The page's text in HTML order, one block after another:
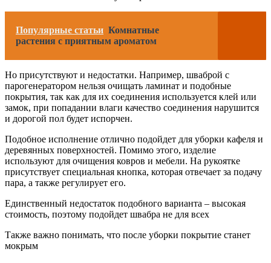
Популярные статьи Комнатные
растения с приятным ароматом
Но присутствуют и недостатки. Например, шваброй с
парогенератором нельзя очищать ламинат и подобные
покрытия, так как для их соединения используется клей или
замок, при попадании влаги качество соединения нарушится
и дорогой пол будет испорчен.
Подобное исполнение отлично подойдет для уборки кафеля и
деревянных поверхностей. Помимо этого, изделие
используют для очищения ковров и мебели. На рукоятке
присутствует специальная кнопка, которая отвечает за подачу
пара, а также регулирует его.
Единственный недостаток подобного варианта – высокая
стоимость, поэтому подойдет швабра не для всех
Также важно понимать, что после уборки покрытие станет
мокрым